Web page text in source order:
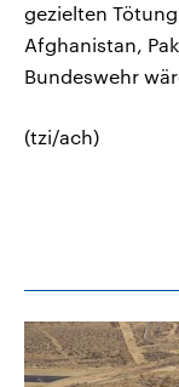
gezielten
Afghanistan,
Bundeswehr
(tzi/ach)